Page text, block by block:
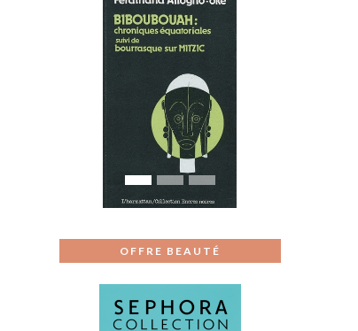
Previous
OFFRE BEAUTÉ